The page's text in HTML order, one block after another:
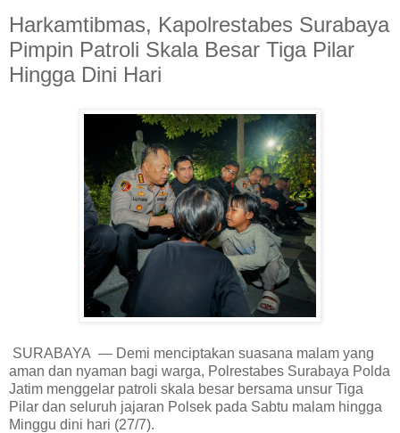
Harkamtibmas, Kapolrestabes Surabaya
Pimpin Patroli Skala Besar Tiga Pilar
Hingga Dini Hari
SURABAYA — Demi menciptakan suasana malam yang
aman dan nyaman bagi warga, Polrestabes Surabaya Polda
Jatim menggelar patroli skala besar bersama unsur Tiga
Pilar dan seluruh jajaran Polsek pada Sabtu malam hingga
Minggu dini hari (27/7).